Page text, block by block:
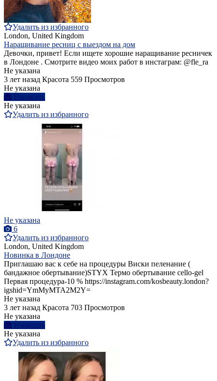
Удалить из избранного
London, United Kingdom
Наращивание ресниц с выездом на дом
Девочки, привет! Если ищете хорошие наращивание ресничек
в Лондоне . Смотрите видео моих работ в инстаграм: @fle_ra
Не указана
3 лет назад Красота 559 Просмотров
Не указана
Написать
Не указана
Удалить из избранного
Не указана
6
Удалить из избранного
London, United Kingdom
Новинка в Лондоне
Приглашаю вас к себе на процедуры Виски пеленание (
бандажное обертывание)STYX Термо обертывание cello-gel
Первая процедура-10 % https://instagram.com/kosbeauty.london?
igshid=YmMyMTA2M2Y=
Не указана
3 лет назад Красота 703 Просмотров
Не указана
Написать
Не указана
Удалить из избранного